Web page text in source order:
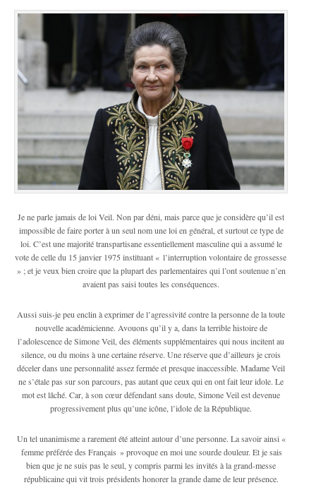
Je ne parle jamais de loi Veil. Non par déni, mais parce que je considère qu’il est
impossible de faire porter à un seul nom une loi en général, et surtout ce type de
loi. C’est une majorité transpartisane essentiellement masculine qui a assumé le
vote de celle du 15 janvier 1975 instituant « l’interruption volontaire de grossesse
» ; et je veux bien croire que la plupart des parlementaires qui l’ont soutenue n’en
avaient pas saisi toutes les conséquences.
Aussi suis-je peu enclin à exprimer de l’agressivité contre la personne de la toute
nouvelle académicienne. Avouons qu’il y a, dans la terrible histoire de
l’adolescence de Simone Veil, des éléments supplémentaires qui nous incitent au
silence, ou du moins à une certaine réserve. Une réserve que d’ailleurs je crois
déceler dans une personnalité assez fermée et presque inaccessible. Madame Veil
ne s’étale pas sur son parcours, pas autant que ceux qui en ont fait leur idole. Le
mot est lâché. Car, à son cœur défendant sans doute, Simone Veil est devenue
progressivement plus qu’une icône, l’idole de la République.
Un tel unanimisme a rarement été atteint autour d’une personne. La savoir ainsi «
femme préférée des Français » provoque en moi une sourde douleur. Et je sais
bien que je ne suis pas le seul, y compris parmi les invités à la grand-messe
républicaine qui vit trois présidents honorer la grande dame de leur présence.